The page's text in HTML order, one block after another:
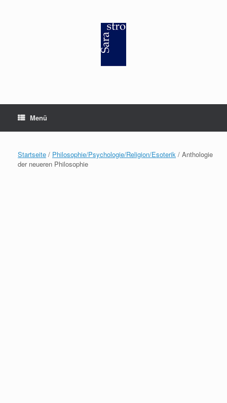
Menü
Startseite / Philosophie/Psychologie/Religion/Esoterik / Anthologie
der neueren Philosophie